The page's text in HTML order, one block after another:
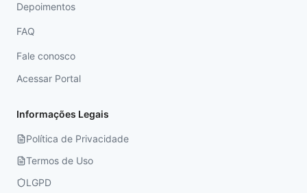
Depoimentos
FAQ
Fale conosco
Acessar Portal
Informações Legais
Política de Privacidade
Termos de Uso
LGPD